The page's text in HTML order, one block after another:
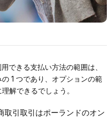
できる支払い方法の範囲は、
1 つであり、オプションの範
解できるでしょう。
取引取引はポーランドのオン